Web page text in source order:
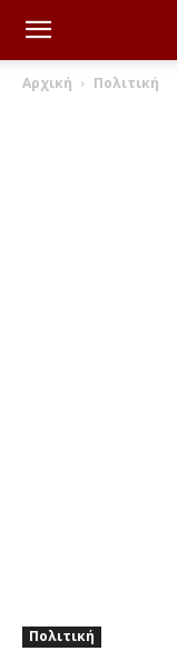
Αρχική Πολιτική
Πολιτική